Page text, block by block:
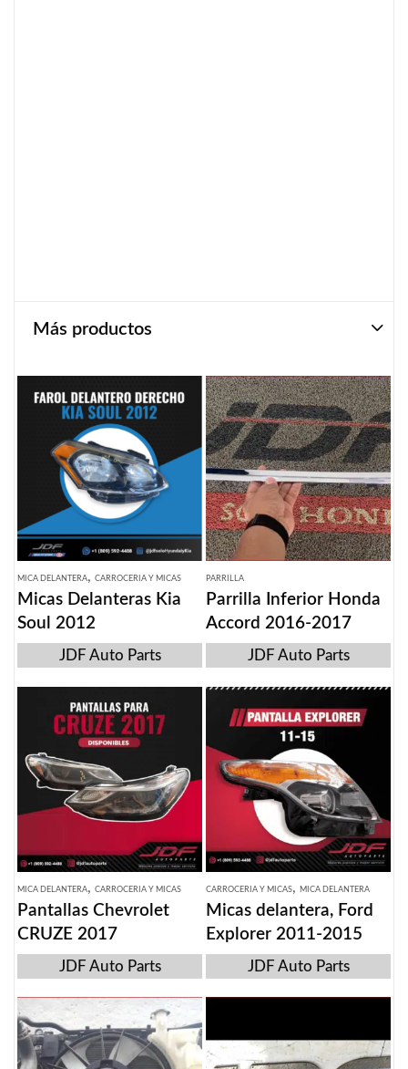
Más productos
MICA DELANTERA, CARROCERIA Y MICAS
Micas Delanteras Kia
Soul 2012
JDF Auto Parts
PARRILLA
Parrilla Inferior Honda
Accord 2016-2017
JDF Auto Parts
MICA DELANTERA, CARROCERIA Y MICAS
Pantallas Chevrolet
CRUZE 2017
JDF Auto Parts
CARROCERIA Y MICAS, MICA DELANTERA
Micas delantera, Ford
Explorer 2011-2015
JDF Auto Parts